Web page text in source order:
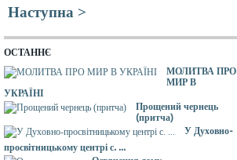
Наступна >
ОСТАННЄ
МОЛИТВА ПРО
МИР В
УКРАЇНІ
Прощений чернець
(притча)
У Духовно-
просвітницькому центрі с. ...